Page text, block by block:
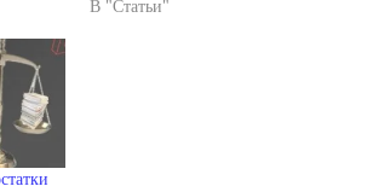
В "Статьи"